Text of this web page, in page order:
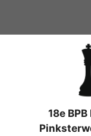
de
18e